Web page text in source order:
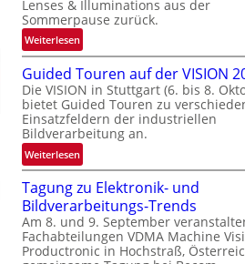
g
r
e
z
t
e
M
g
l
i
c
h
k
Lenses & Illuminations aus der
Sommerpause zurück.
Weiterlesen:
R
ü
c
k
k
e
h
d
e
r
i
Guided Touren auf der VISION
Die VISION in Stuttgart (6. bis 8.
bietet Guided Touren zu
Einsatzfeldern der industriellen
Bildverarbeitung an.
Weiterlesen:
G
u
i
d
e
d
Tagung zu Elektronik- und
Bildverarbeitungs-Trends
Am 8. und 9. September
Fachabteilungen VDMA Machine
Productronic in Hochstraß,